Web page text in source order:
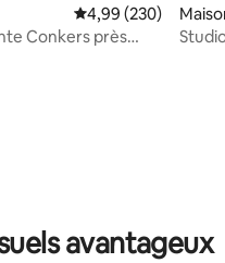
Évaluation
4,99 (230)
Conkers près
avantageux